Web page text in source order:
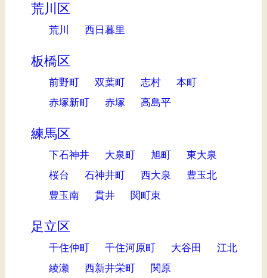
荒川区
荒川 西日暮里
板橋区
前野町 双葉町 志村
本町
赤塚新町
赤塚 高島平
練馬区
下石神井 大泉町 旭町
東大泉
桜台
石神井町 西大泉
豊玉北
豊玉南
貫井 関町東
足立区
千住仲町 千住河原町 大谷田
江北
綾瀬
西新井栄町 関原